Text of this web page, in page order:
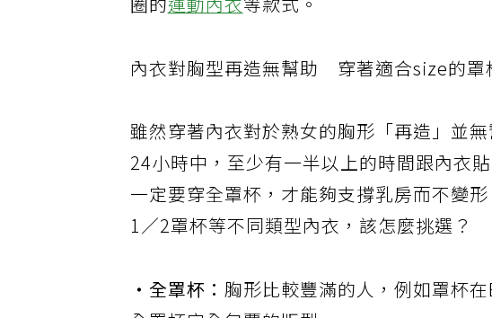
圈的運動內衣等款式。
內衣對胸型再造無幫助 穿著適合size的罩
雖然穿著內衣對於熟女的胸形「再造」並
24小時中，至少有一半以上的時間跟內衣
一定要穿全罩杯，才能夠支撐乳房而不變
1∕ 2罩杯等不同類型內衣，該怎麼挑選？
‧全罩杯：胸形比較豐滿的人，例如罩杯在